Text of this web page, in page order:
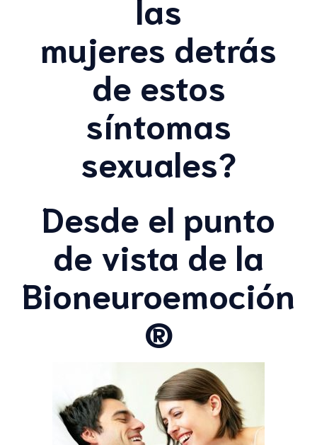
las
mujeres detrás
de estos
síntomas
sexuales?
Desde el punto
de vista de la
Bioneuroemoción
®